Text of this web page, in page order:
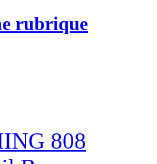
rubrique
808